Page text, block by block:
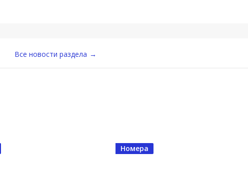
Все новости раздела →
Номера